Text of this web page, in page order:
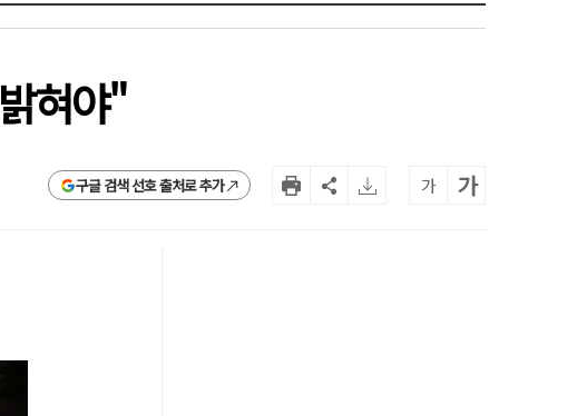
혀야"
구글 검색 선호 출처로 추가 가 가